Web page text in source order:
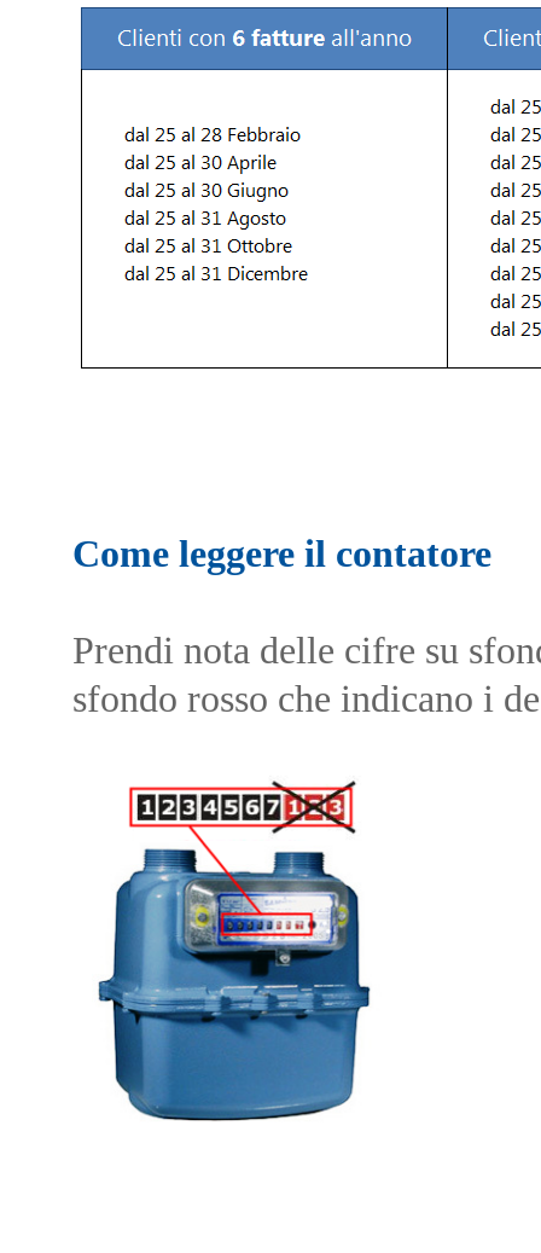
Come leggere il contatore
Prendi nota delle cifre su
sfondo rosso che indicano i